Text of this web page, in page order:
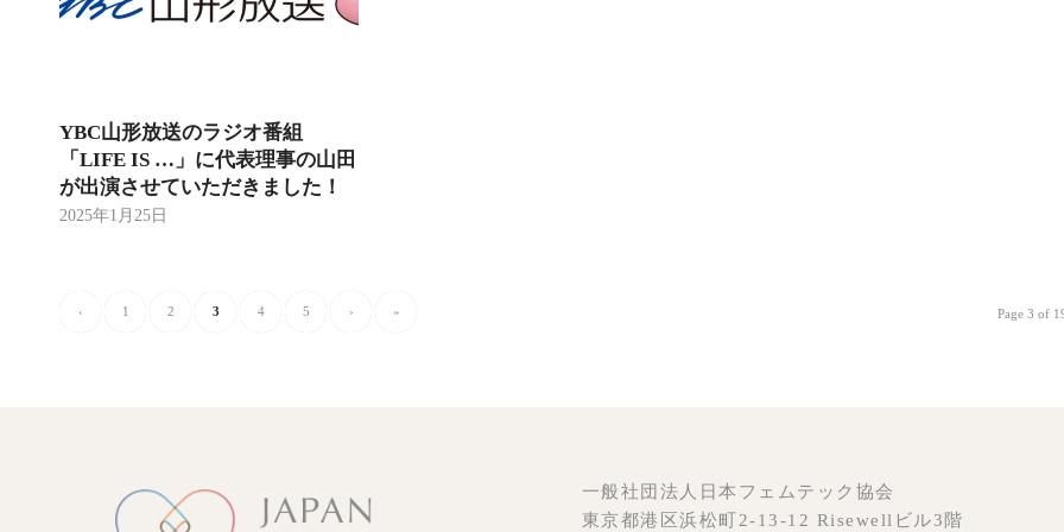
YBC山形放送のラジオ番組
「LIFE IS …」に代表理事の山田
が出演させていただきました！
2025年1月25日
Page 3 of
‹ 1 2 3 4 5 › »
一般社団法人日本フェムテック協会
東京都港区浜松町2-13-12 Risewellビル3階